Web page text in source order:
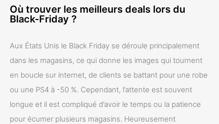
Où trouver les meilleurs deals lors du
Black-Friday ?
Aux États Unis le Black Friday se déroule principalement
dans les magasins, ce qui donne les images qui tournent
en boucle sur internet, de clients se battant pour une robe
ou une PS4 à -50 %. Cependant, l’attente est souvent
longue et il est compliqué d’avoir le temps ou la patience
pour écumer plusieurs magasins. Heureusement